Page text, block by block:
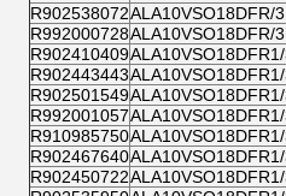
R902538072ALA10VSO18DFR/
R992000728ALA10VSO18DFR/
R902410409
R902443443
R902501549
R992001057
R910985750
R902467640
R902450722